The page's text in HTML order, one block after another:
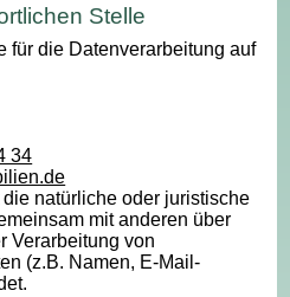
Stelle
für die Datenverarbeitung auf
34
natürliche oder juristische
mit anderen über
Verarbeitung von
(z.B. Namen, E-Mail-